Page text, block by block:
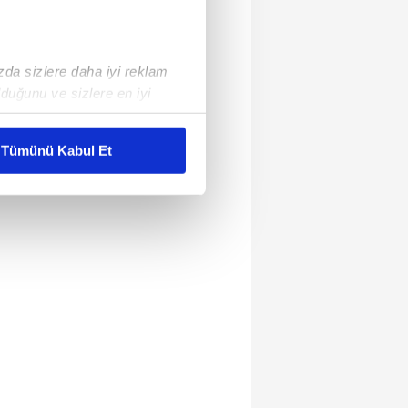
sizlere daha iyi reklam
ve sizlere en iyi
karşılamak
kullanılmaktadır. Bu
sunulması
ve sizlere yönelik
detaylı bilgi için Ayarlar
ve sitemizde ilgili
Tümünü Kabul Et